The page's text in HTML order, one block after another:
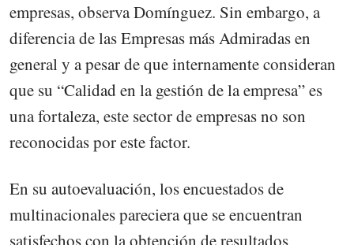
empresas, observa Domínguez. Sin embargo, a
diferencia de las Empresas más Admiradas en
general y a pesar de que internamente consideran
que su “Calidad en la gestión de la empresa” es
una fortaleza, este sector de empresas no son
reconocidas por este factor.
En su autoevaluación, los encuestados de
multinacionales pareciera que se encuentran
satisfechos con la obtención de resultados